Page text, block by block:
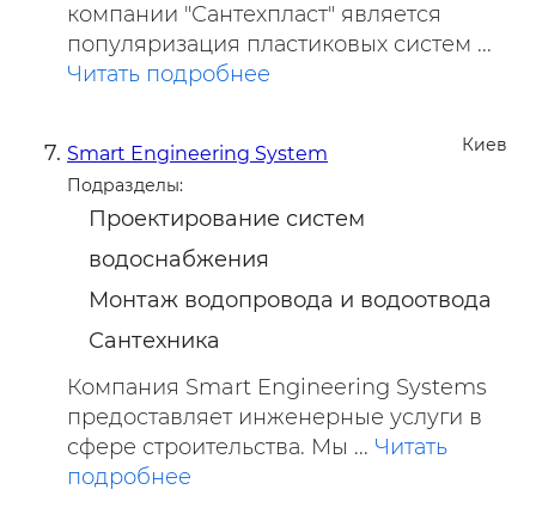
компании "Сантехпласт" является
популяризация пластиковых систем ...
Читать подробнее
Киев
Smart Engineering System
Подразделы:
Проектирование систем
водоснабжения
Монтаж водопровода и водоотвода
Сантехника
Компания Smart Engineering Systems
предоставляет инженерные услуги в
сфере строительства. Мы ... Читать
подробнее